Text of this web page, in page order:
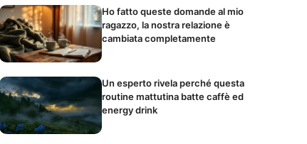
Ho fatto queste domande al mio
ragazzo, la nostra relazione è
cambiata completamente
Un esperto rivela perché questa
routine mattutina batte caffè ed
energy drink